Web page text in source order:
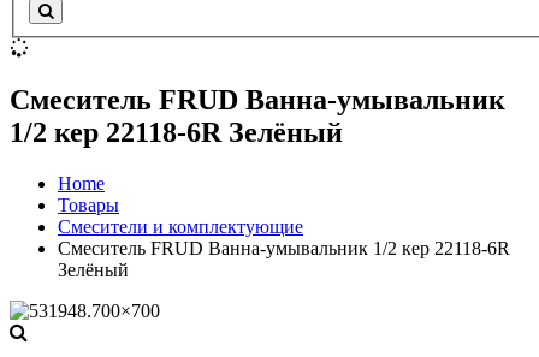
Смеситель FRUD Ванна-умывальник
1/2 кер 22118-6R Зелёный
Home
Товары
Смесители и комплектующие
Смеситель FRUD Ванна-умывальник 1/2 кер 22118-6R
Зелёный